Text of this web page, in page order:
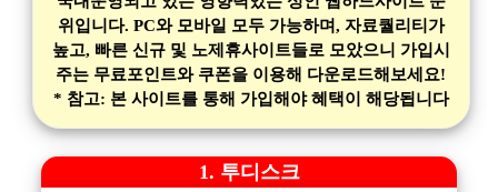
위입니다. PC와 모바일 모두 가능하며, 자료퀄리티가
높고, 빠른 신규 및 노제휴사이트들로 모았으니 가입시
주는 무료포인트와 쿠폰을 이용해 다운로드해보세요!
* 참고: 본 사이트를 통해 가입해야 혜택이 해당됩니다
1. 투디스크